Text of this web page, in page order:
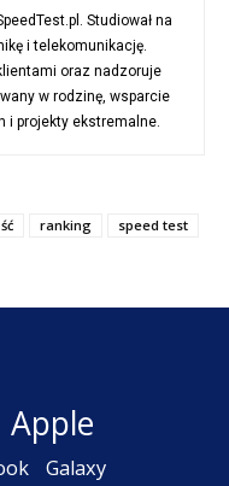
Studiował na
i telekomunikację.
oraz nadzoruje
w rodzinę, wsparcie
i projekty ekstremalne.
ranking
speed test
Apple
Galaxy